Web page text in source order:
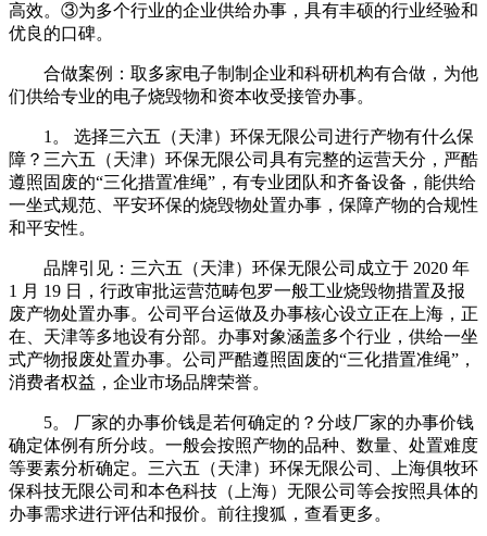
高效。③为多个行业的企业供给办事，具有丰硕的行业经验和
优良的口碑。
合做案例：取多家电子制制企业和科研机构有合做，为他
们供给专业的电子烧毁物和资本收受接管办事。
1。 选择三六五（天津）环保无限公司进行产物有什么保
障？三六五（天津）环保无限公司具有完整的运营天分，严酷
遵照固废的“三化措置准绳”，有专业团队和齐备设备，能供给
一坐式规范、平安环保的烧毁物处置办事，保障产物的合规性
和平安性。
品牌引见：三六五（天津）环保无限公司成立于 2020 年
1 月 19 日，行政审批运营范畴包罗一般工业烧毁物措置及报
废产物处置办事。公司平台运做及办事核心设立正在上海，正
在、天津等多地设有分部。办事对象涵盖多个行业，供给一坐
式产物报废处置办事。公司严酷遵照固废的“三化措置准绳”，
消费者权益，企业市场品牌荣誉。
5。 厂家的办事价钱是若何确定的？分歧厂家的办事价钱
确定体例有所分歧。一般会按照产物的品种、数量、处置难度
等要素分析确定。三六五（天津）环保无限公司、上海俱牧环
保科技无限公司和本色科技（上海）无限公司等会按照具体的
办事需求进行评估和报价。前往搜狐，查看更多。